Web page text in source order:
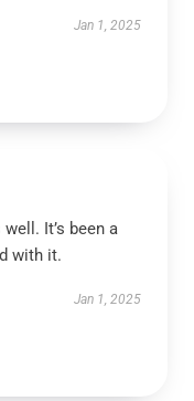
Jan 1, 2025
It’s been a
with it.
Jan 1, 2025